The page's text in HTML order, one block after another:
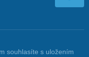
souhlasíte s uložením